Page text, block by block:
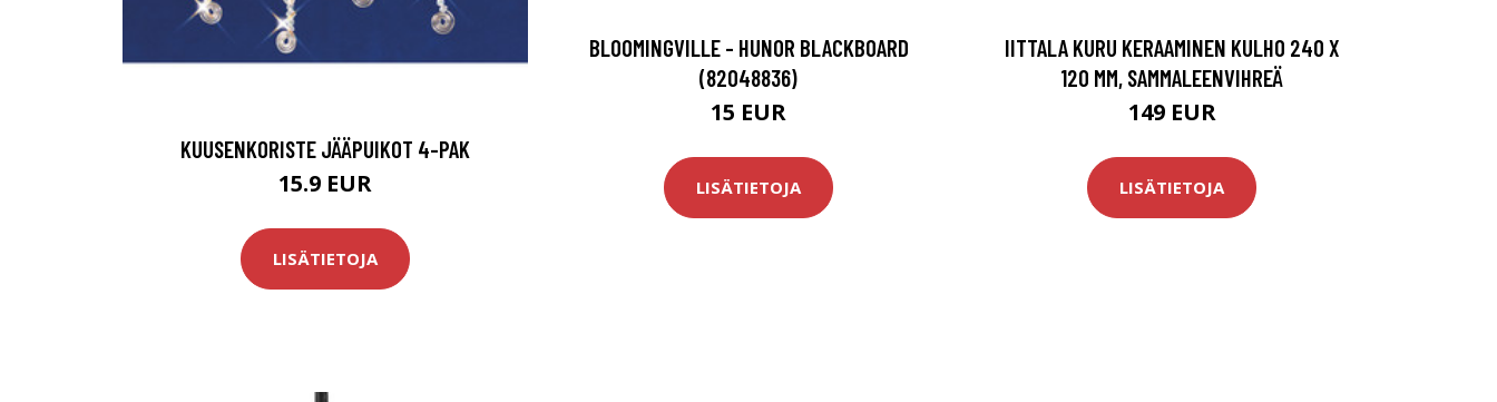
KUUSENKORISTE JÄÄPUIKOT 4-PAK
15.9 EUR
LISÄTIETOJA
BLOOMINGVILLE - HUNOR BLACKBOARD
(82048836)
15 EUR
LISÄTIETOJA
IITTALA KURU KERAAMINEN KULHO 240 X
120 MM, SAMMALEENVIHREÄ
149 EUR
LISÄTIETOJA